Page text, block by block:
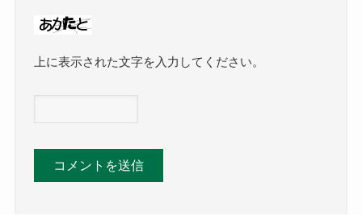
上に表示された文字を入力してください。